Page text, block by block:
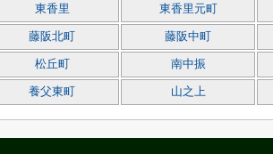
東香里 東香里元町
藤阪北町 藤阪中町
松丘町 南中振
養父東町 山之上